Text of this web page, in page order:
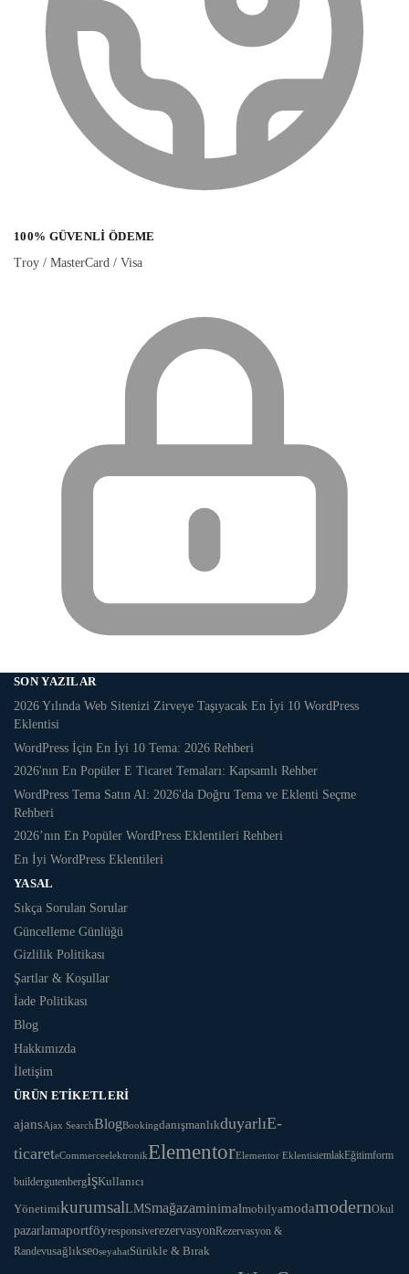
100% GÜVENLI ÖDEME
Troy / MasterCard / Visa
SON YAZILAR
2026 Yılında Web Sitenizi Zirveye Taşıyacak En İyi 10 WordPress
Eklentisi
WordPress İçin En İyi 10 Tema: 2026 Rehberi
2026'nın En Popüler E Ticaret Temaları: Kapsamlı Rehber
WordPress Tema Satın Al: 2026'da Doğru Tema ve Eklenti Seçme
Rehberi
2026’nın En Popüler WordPress Eklentileri Rehberi
En İyi WordPress Eklentileri
YASAL
Sıkça Sorulan Sorular
Güncelleme Günlüğü
Gizlilik Politikası
Şartlar & Koşullar
İade Politikası
Blog
Hakkımızda
İletişim
ÜRÜN ETIKETLERI
ajansAjax SearchBlogBookingdanışmanlıkduyarlıE-
ticareteCommerceelektronikElementorElementor EklentisiemlakEğitimform
buildergutenbergişKullanıcı
YönetimikurumsalLMSmağazaminimalmobilyamodamodernOkul
pazarlamaportföyresponsiverezervasyonRezervasyon &
RandevusağlıkseoseyahatSürükle & Bırak